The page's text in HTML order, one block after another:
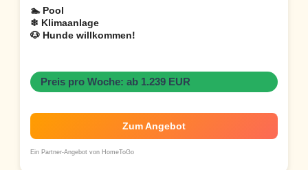
🏊 Pool
❄ Klimaanlage
🐶 Hunde willkommen!
Preis pro Woche: ab 1.239 EUR
Zum Angebot
Ein Partner-Angebot von HomeToGo